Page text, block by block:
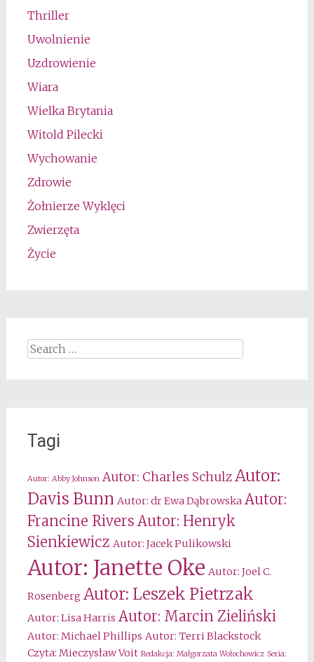
Thriller
Uwolnienie
Uzdrowienie
Wiara
Wielka Brytania
Witold Pilecki
Wychowanie
Zdrowie
Żołnierze Wyklęci
Zwierzęta
Życie
Search
Tagi
Autor: Abby Johnson Autor: Charles SchulzAutor:
Davis Bunn Autor: dr Ewa Dąbrowska Autor:
Francine Rivers Autor: Henryk
Sienkiewicz Autor: Jacek Pulikowski
Autor: Janette Oke Autor: Joel C.
Rosenberg Autor: Leszek Pietrzak
Autor: Lisa Harris Autor: Marcin Zieliński
Autor: Michael Phillips Autor: Terri Blackstock
Czyta: Mieczysław Voit Redakcja: Małgorzata Wołochowicz Seria: